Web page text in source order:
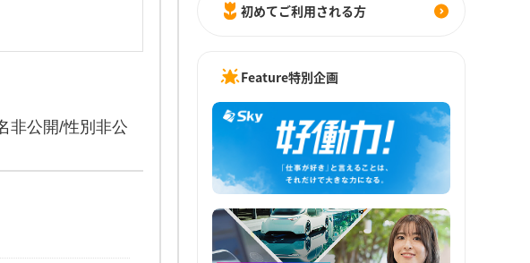
非公開/性別非公
初めてご利用される方
Feature特別企画